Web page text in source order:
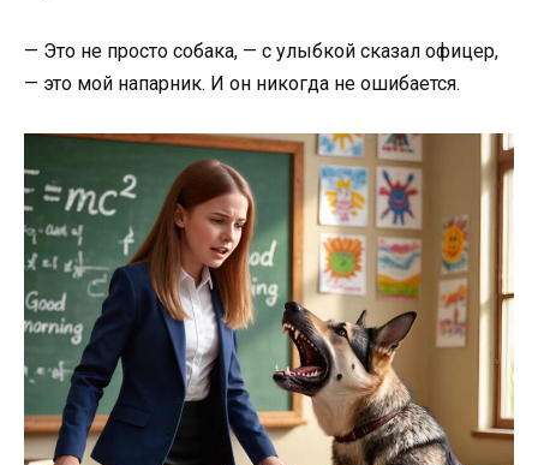
— Это не просто собака, — с улыбкой сказал офицер,
— это мой напарник. И он никогда не ошибается.